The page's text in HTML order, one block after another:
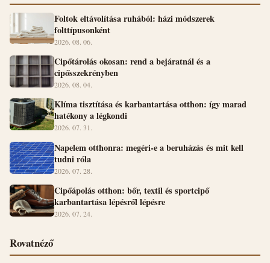
Foltok eltávolítása ruhából: házi módszerek
folttípusonként
2026. 08. 06.
Cipőtárolás okosan: rend a bejáratnál és a
cipősszekrényben
2026. 08. 04.
Klíma tisztítása és karbantartása otthon: így marad
hatékony a légkondi
2026. 07. 31.
Napelem otthonra: megéri-e a beruházás és mit kell
tudni róla
2026. 07. 28.
Cipőápolás otthon: bőr, textil és sportcipő
karbantartása lépésről lépésre
2026. 07. 24.
Rovatnéző